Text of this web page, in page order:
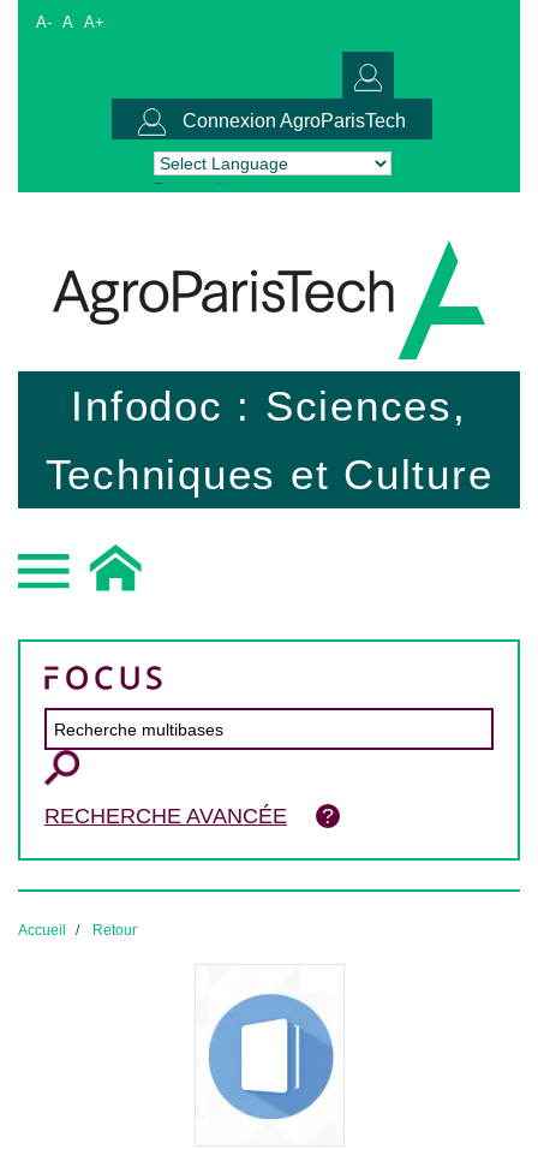
A- A A+
Connexion AgroParisTech
Powered by Translate
Infodoc : Sciences,
Techniques et Culture
RECHERCHE AVANCÉE
Accueil Retour